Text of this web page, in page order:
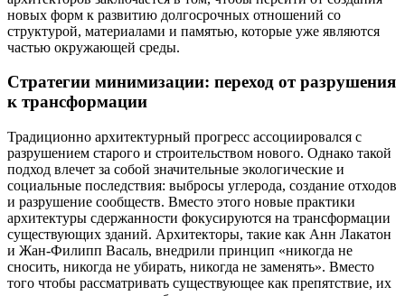
новых форм к развитию долгосрочных отношений со
структурой, материалами и памятью, которые уже являются
частью окружающей среды.
Стратегии минимизации: переход от разрушения
к трансформации
Традиционно архитектурный прогресс ассоциировался с
разрушением старого и строительством нового. Однако такой
подход влечет за собой значительные экологические и
социальные последствия: выбросы углерода, создание отходов
и разрушение сообществ. Вместо этого новые практики
архитектуры сдержанности фокусируются на трансформации
существующих зданий. Архитекторы, такие как Анн Лакатон
и Жан-Филипп Васаль, внедрили принцип «никогда не
сносить, никогда не убирать, никогда не заменять». Вместо
того чтобы рассматривать существующее как препятствие, их